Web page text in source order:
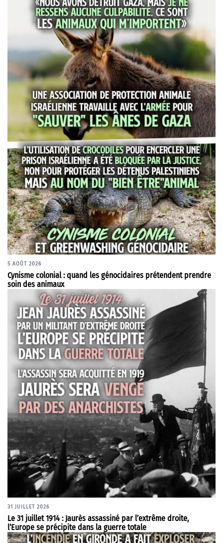
5 AOÛT 2026
Cynisme colonial : quand les génocidaires prétendent prendre
soin des animaux
31 JUILLET 2026
Le 31 juillet 1914 : Jaurès assassiné par l’extrême droite,
l’Europe se précipite dans la guerre totale